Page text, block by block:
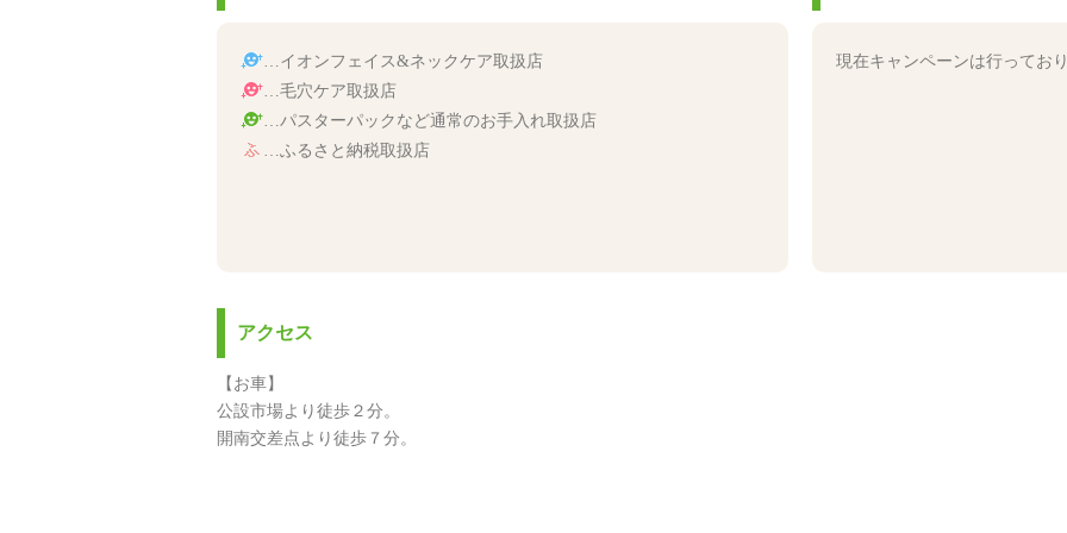
…イオンフェイス&ネックケア取扱店
…毛穴ケア取扱店
…パスターパックなど通常のお手入れ取扱店
…ふるさと納税取扱店
現在キャンペーンは行っており
アクセス
【お車】
公設市場より徒歩２分。
開南交差点より徒歩７分。